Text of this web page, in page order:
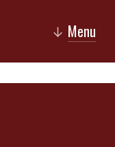
↓ Menu